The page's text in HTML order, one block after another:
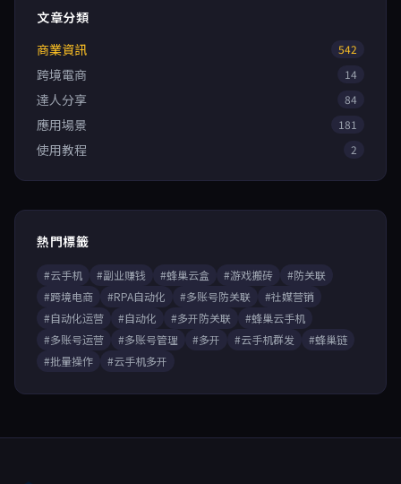
文章分類
商業資訊
542
跨境電商 14
達人分享 84
應用場景 181
使用教程 2
熱門標籤
#云手机 #副业赚钱 #蜂巢云盒 #游戏搬砖
#防关联
#跨境电商
#RPA自动化 #多账号防关联
#社媒营销
#自动化运营
#自动化 #多开防关联
#蜂巢云手机
#多账号运营
#多账号管理 #多开 #云手机群发
#蜂巢链
#批量操作
#云手机多开